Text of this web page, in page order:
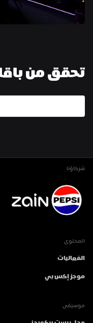
تحقق من
شركاؤنا
المحتوى
الفعاليات
موجز إكس بي
موسيقى